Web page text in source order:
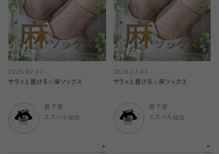
2026.07.07
サラッと履ける☆麻ソックス
靴下屋
エスパル仙台
2026.07.07
サラッと履ける☆麻ソックス
靴下屋
エスパル仙台